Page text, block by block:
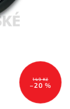
149 Kč
–20 %